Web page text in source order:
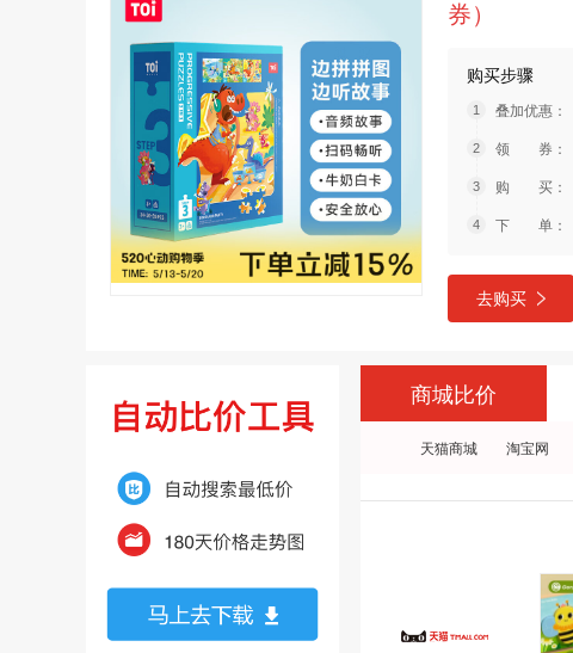
券）
购买步骤
叠加优惠：
领 券：
购 买：
下 单：
去购买
商城比价
天猫商城 淘宝网